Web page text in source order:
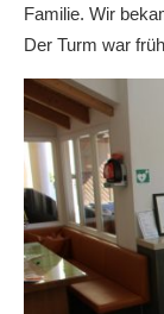
Familie. Wir
Der Turm war